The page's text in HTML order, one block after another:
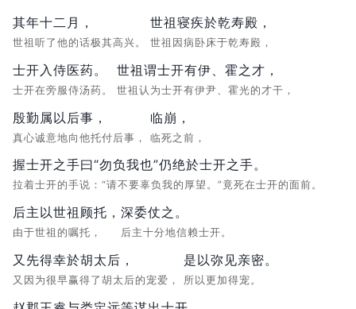
其年十二月，
世祖听了他的话极其高兴。
世祖寝疾於乾寿殿，
世祖因病卧床于乾寿殿，
士开入侍医药。
士开在旁服侍汤药。
世祖谓士开有伊、霍之才，
世祖认为士开有伊尹、霍光的才干，
殷勤属以后事，
真心诚意地向他托付后事，
临崩，
临死之前，
握士开之手曰“勿负我也”仍绝於士开之手。
拉着士开的手说：“请不要辜负我的厚望。”竟死在士开的面前。
后主以世祖顾托，
由于世祖的嘱托，
深委仗之。
后主十分地信赖士开。
又先得幸於胡太后，
又因为很早赢得了胡太后的宠爱，
是以弥见亲密。
所以更加得宠。